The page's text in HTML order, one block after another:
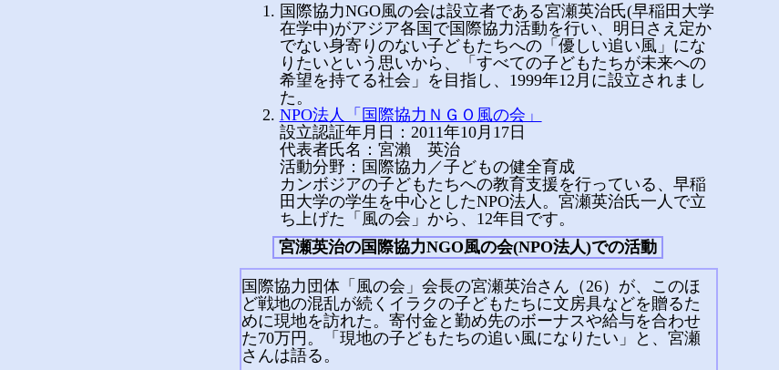
国際協力NGO風の会は設立者である宮瀬英治氏(早稲田大学
在学中)がアジア各国で国際協力活動を行い、明日さえ定か
でない身寄りのない子どもたちへの「優しい追い風」にな
りたいという思いから、「すべての子どもたちが未来への
希望を持てる社会」を目指し、1999年12月に設立されまし
た。
NPO法人「国際協力ＮＧＯ風の会」
設立認証年月日：2011年10月17日
代表者氏名：宮瀨 英治
活動分野：国際協力／子どもの健全育成
カンボジアの子どもたちへの教育支援を行っている、早稲
田大学の学生を中心としたNPO法人。宮瀬英治氏一人で立
ち上げた「風の会」から、12年目です。
宮瀬英治の国際協力NGO風の会(NPO法人)での活動
国際協力団体「風の会」会長の宮瀬英治さん（26）が、このほ
ど戦地の混乱が続くイラクの子どもたちに文房具などを贈るた
めに現地を訪れた。寄付金と勤め先のボーナスや給与を合わせ
た70万円。「現地の子どもたちの追い風になりたい」と、宮瀬
さんは語る。